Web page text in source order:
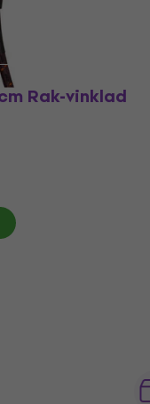
Rak-vinklad